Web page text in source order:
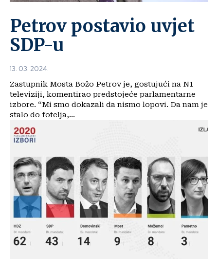
Petrov postavio uvjet
SDP-u
13. 03. 2024.
Zastupnik Mosta Božo Petrov je, gostujući na N1
televiziji, komentirao predstojeće parlamentarne
izbore. “Mi smo dokazali da nismo lopovi. Da nam je
stalo do fotelja,...